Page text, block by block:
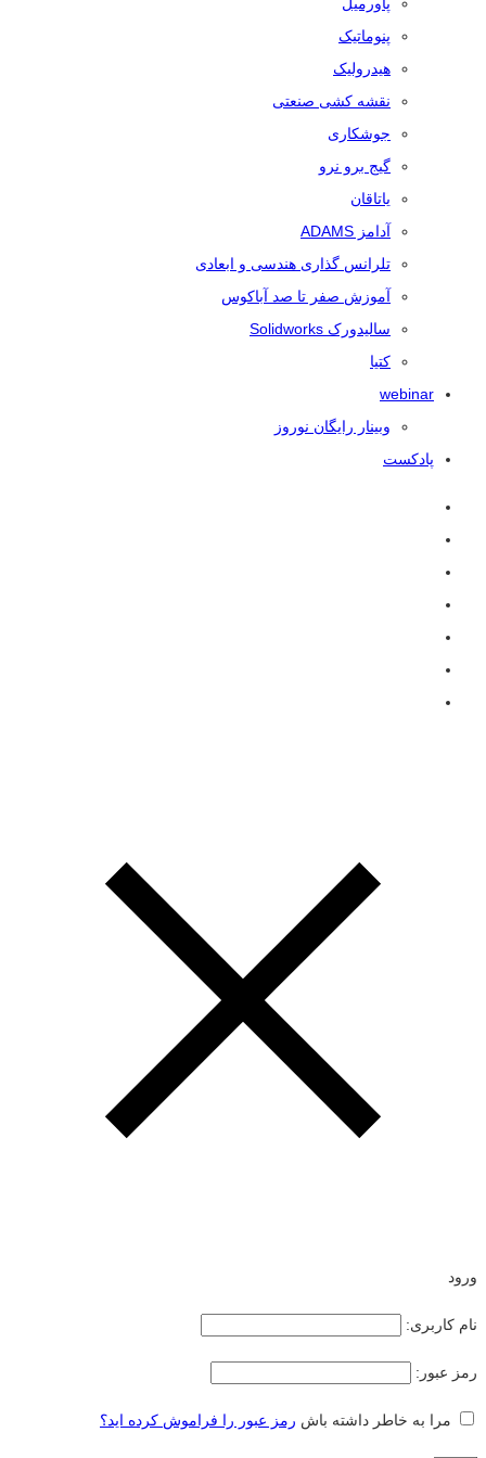
پنوماتیک
هیدرولیک
نقشه کشی صنعتی
جوشکاری
گیج برو نرو
یاتاقان
آدامز ADAMS
تلرانس‌ گذاری هندسی و ابعادی
آموزش صفر تا صد آباکوس
سالیدورک Solidworks
کتیا
webinar
وبینار رایگان نوروز
پادکست
ورود
نام کاربری:
رمز عبور:
مرا به خاطر داشته باش رمز عبور را فراموش کرده اید؟